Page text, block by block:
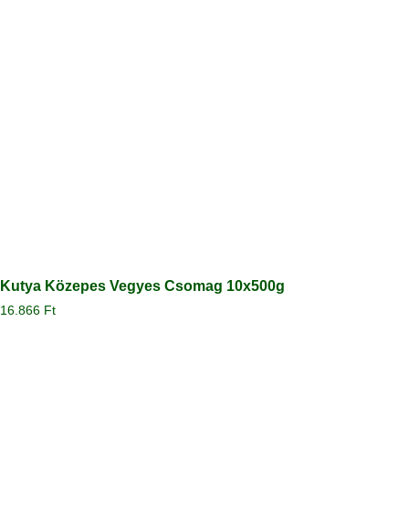
Kutya Közepes Vegyes Csomag 10x500g
16.866 Ft